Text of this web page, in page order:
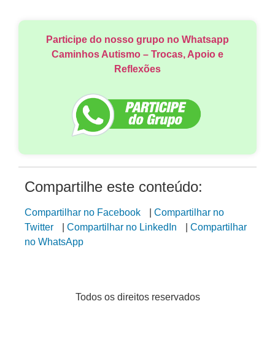
Participe do nosso grupo no Whatsapp
Caminhos Autismo – Trocas, Apoio e
Reflexões
Compartilhe este conteúdo:
Compartilhar no Facebook
Compartilhar no
Twitter
Compartilhar no LinkedIn
Compartilhar
no WhatsApp
Todos os direitos reservados